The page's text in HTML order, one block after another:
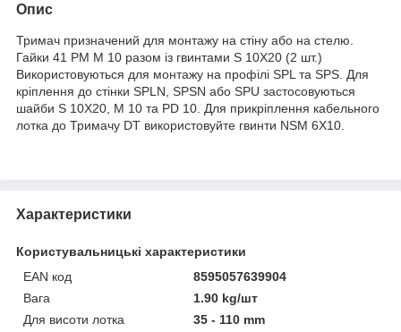
Опис
Тримач призначений для монтажу на стіну або на стелю.
Гайки 41 PM M 10 разом із гвинтами S 10X20 (2 шт.)
Використовуються для монтажу на профілі SPL та SPS. Для
кріплення до стінки SPLN, SPSN або SPU застосовуються
шайби S 10X20, M 10 та PD 10. Для прикріплення кабельного
лотка до Тримачу DT використовуйте гвинти NSM 6X10.
Характеристики
Користувальницькі характеристики
EAN код
8595057639904
Вага
1.90 kg/шт
Для висоти лотка
35 - 110 mm